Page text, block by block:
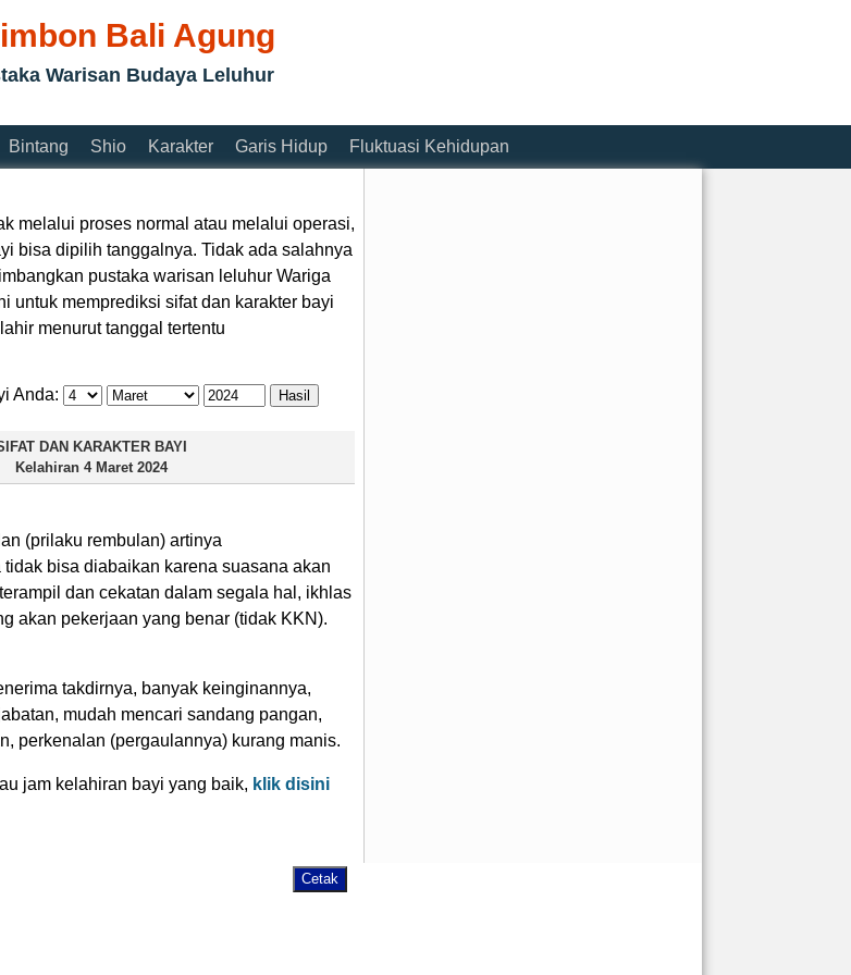
Bali Agung
Warisan Budaya Leluhur
Bintang Shio Karakter Garis Hidup Fluktuasi Kehidupan
melalui proses normal atau melalui operasi,
bisa dipilih tanggalnya. Tidak ada salahnya
pustaka warisan leluhur Wariga
untuk memprediksi sifat dan karakter bayi
menurut tanggal tertentu
Anda:
DAN KARAKTER BAYI
Kelahiran 4 Maret 2024
(prilaku rembulan) artinya
tidak bisa diabaikan karena suasana akan
dan cekatan dalam segala hal, ikhlas
akan pekerjaan yang benar (tidak KKN).
takdirnya, banyak keinginannya,
mudah mencari sandang pangan,
perkenalan (pergaulannya) kurang manis.
jam kelahiran bayi yang baik, klik disini